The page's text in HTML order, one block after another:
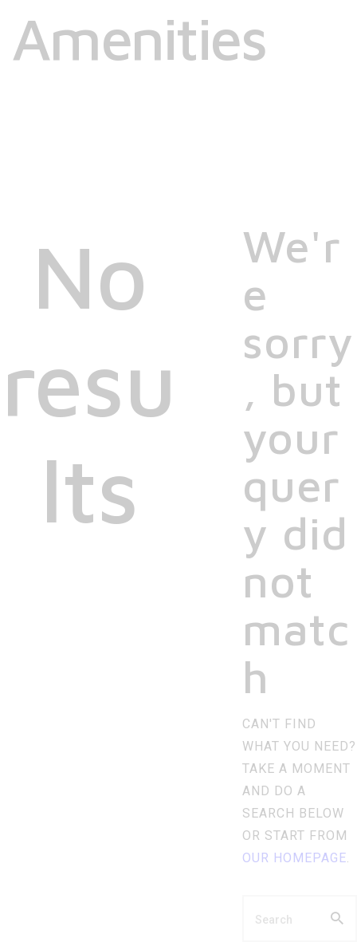
Amenities
No
resu
lts
We'r
e
sorry
, but
your
quer
y did
not
matc
h
CAN'T FIND
WHAT YOU NEED?
TAKE A MOMENT
AND DO A
SEARCH BELOW
OR START FROM
OUR HOMEPAGE